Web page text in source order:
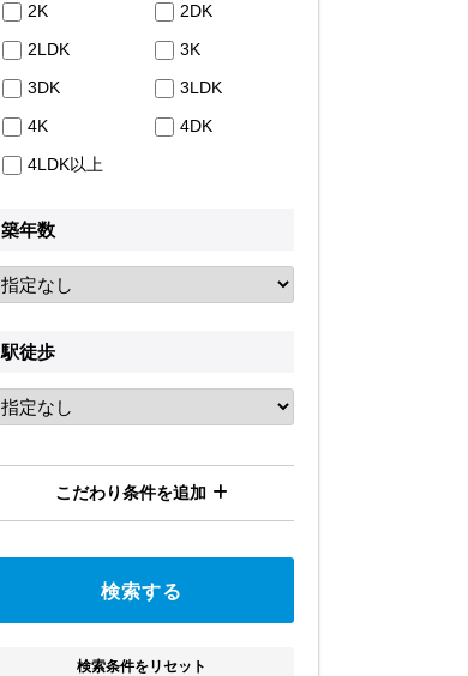
2K
2DK
2LDK
3K
3DK
3LDK
4K
4DK
4LDK以上
築年数
駅徒歩
こだわり条件を追加
検索条件をリセット